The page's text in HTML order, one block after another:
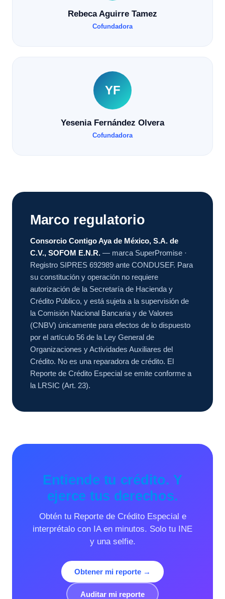
Rebeca Aguirre Tamez
Cofundadora
YF
Yesenia Fernández Olvera
Cofundadora
Marco regulatorio
Consorcio Contigo Aya de México, S.A. de
C.V., SOFOM E.N.R. — marca SuperPromise ·
Registro SIPRES 692989 ante CONDUSEF. Para
su constitución y operación no requiere
autorización de la Secretaría de Hacienda y
Crédito Público, y está sujeta a la supervisión de
la Comisión Nacional Bancaria y de Valores
(CNBV) únicamente para efectos de lo dispuesto
por el artículo 56 de la Ley General de
Organizaciones y Actividades Auxiliares del
Crédito. No es una reparadora de crédito. El
Reporte de Crédito Especial se emite conforme a
la LRSIC (Art. 23).
Entiende tu crédito. Y
ejerce tus derechos.
Obtén tu Reporte de Crédito Especial e
interprétalo con IA en minutos. Solo tu INE
y una selfie.
Obtener mi reporte →
Auditar mi reporte